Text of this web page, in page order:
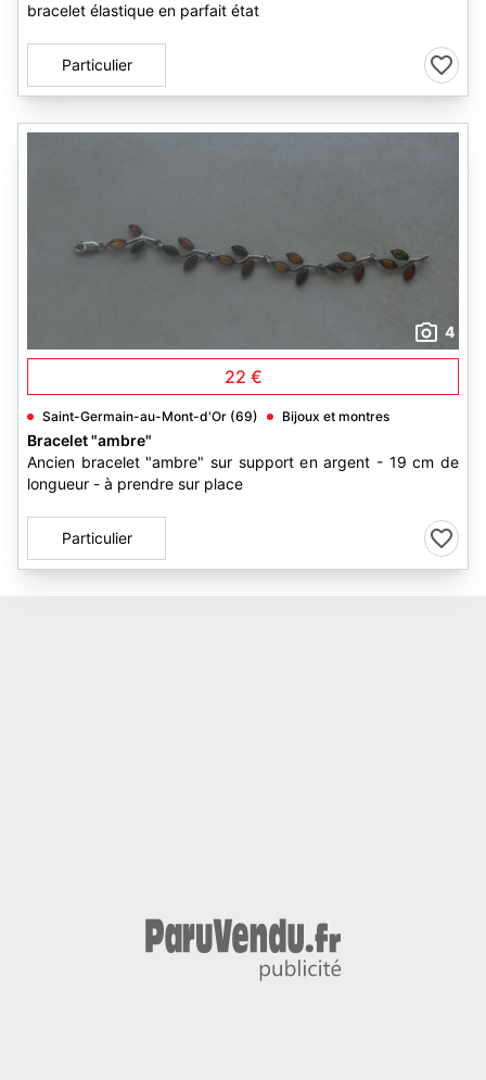
bracelet élastique en parfait état
Particulier
4
22 €
Saint-Germain-au-Mont-d'Or (69) Bijoux et montres
Bracelet "ambre"
Ancien bracelet "ambre" sur support en argent - 19 cm de
longueur - à prendre sur place
Particulier